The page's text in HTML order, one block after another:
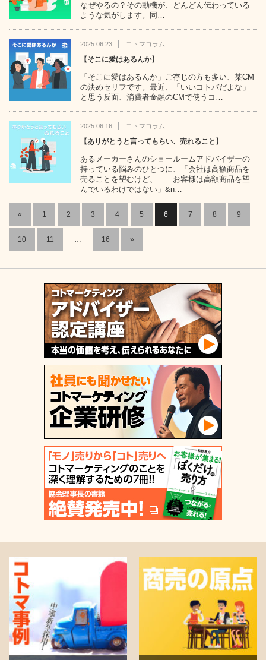
なぜやるの？その動機が、どんどん伝わっている
ような気がします。同…
2025.06.23 コトマコラム
【そこに愛はあるんか】
「そこに愛はあるんか」ご存じの方も多い、某CM
の決めセリフです。最近、「いいコトバだよな」
と思う反面、消費者金融のCMで使うコ…
2025.06.16 コトマコラム
【ありがとうと言ってもらい、売れること】
あるメーカーさんのショールームアドバイザーの
持っている悩みのひとつに、「会社は高額商品を
売ることを望むけど、 お客様は高額商品を望
んでいるわけではない」&n…
« 1 2 3 4 5 6 7 8 9
10 11 … 16 »